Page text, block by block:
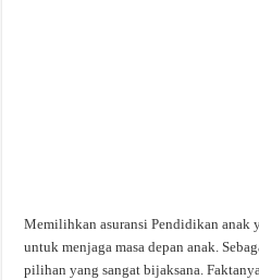
Memilihkan asuransi Pendidikan anak
untuk menjaga masa depan anak.
pilihan yang sangat bijaksana.